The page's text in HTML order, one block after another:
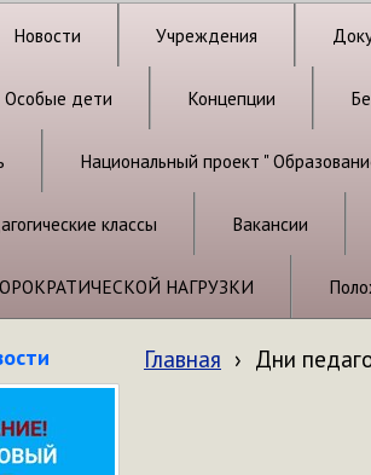
Новости Учреждения
Особые дети Концепции
Национальный проект "
классы Вакансии
НАГРУЗКИ
Главная › Дни